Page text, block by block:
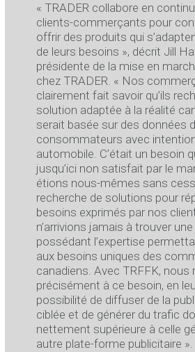
« TRADER collabore en
clients-commerçants pour
offrir des produits qui
de leurs besoins », décrit Jill
présidente de la mise en
chez TRADER. « Nos
clairement fait savoir qu’ils
solution adaptée à la réalité
serait basée sur des données
consommateurs avec
automobile. C’était un besoin
jusqu’ici non satisfait par le
étions nous-mêmes sans
recherche de solutions pour
besoins exprimés par nos
n’arrivions jamais à trouver
possédant l’expertise
aux besoins uniques des
canadiens. Avec TRFFK, nous
précisément à ce besoin, en
possibilité de diffuser de la
ciblée et de générer du trafic
nettement supérieure à celle
autre plate-forme publicitaire ».